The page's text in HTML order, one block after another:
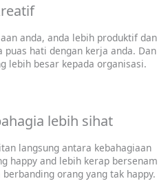
anda, anda lebih produktif dan
hati dengan kerja anda. Dan
lebih besar kepada organisasi.
lebih sihat
langsung antara kebahagiaan
happy and lebih kerap bersenam
orang yang tak happy.